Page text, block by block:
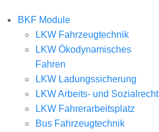
BKF Module
LKW Fahrzeugtechnik
LKW Ökodynamisches
Fahren
LKW Ladungssicherung
LKW Arbeits- und Sozialrecht
LKW Fahrerarbeitsplatz
Bus Fahrzeugtechnik